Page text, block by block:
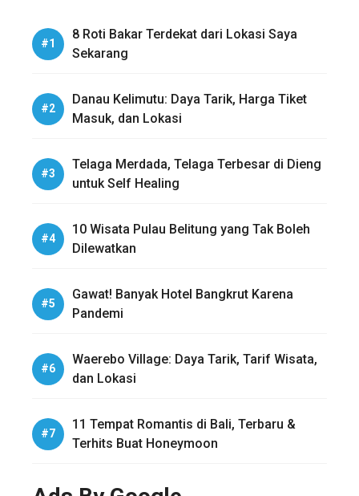
8 Roti Bakar Terdekat dari Lokasi Saya
Sekarang
Danau Kelimutu: Daya Tarik, Harga Tiket
Masuk, dan Lokasi
Telaga Merdada, Telaga Terbesar di Dieng
untuk Self Healing
10 Wisata Pulau Belitung yang Tak Boleh
Dilewatkan
Gawat! Banyak Hotel Bangkrut Karena
Pandemi
Waerebo Village: Daya Tarik, Tarif Wisata,
dan Lokasi
11 Tempat Romantis di Bali, Terbaru &
Terhits Buat Honeymoon